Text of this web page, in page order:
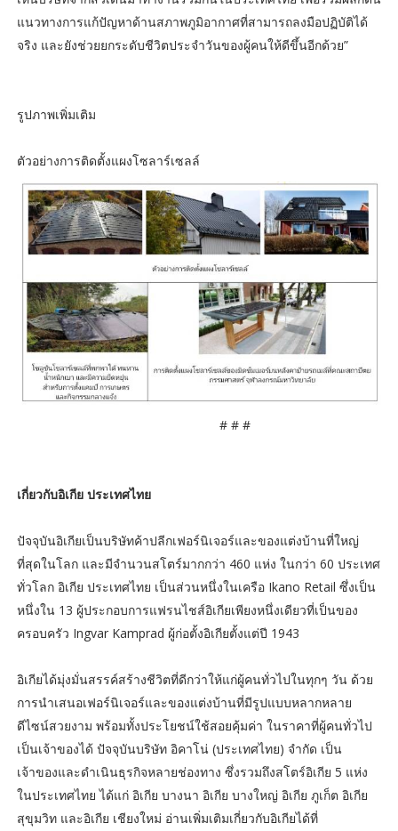
แนวทางการแก้ปัญหาด้านสภาพภูมิอากาศที่สามารถลงมือปฏิบัติได้
จริง และยังช่วยยกระดับชีวิตประจำวันของผู้คนให้ดีขึ้นอีกด้วย”
รูปภาพเพิ่มเติม
ตัวอย่างการติดตั้งแผงโซลาร์เซลล์
# # #
เกี่ยวกับอิเกีย ประเทศไทย
ปัจจุบันอิเกียเป็นบริษัทค้าปลีกเฟอร์นิเจอร์และของแต่งบ้านที่ใหญ่
ที่สุดในโลก และมีจำนวนสโตร์มากกว่า 460 แห่ง ในกว่า 60 ประเทศ
ทั่วโลก อิเกีย ประเทศไทย เป็นส่วนหนึ่งในเครือ Ikano Retail ซึ่งเป็น
หนึ่งใน 13 ผู้ประกอบการแฟรนไชส์อิเกียเพียงหนึ่งเดียวที่เป็นของ
ครอบครัว Ingvar Kamprad ผู้ก่อตั้งอิเกียตั้งแต่ปี 1943
อิเกียได้มุ่งมั่นสรรค์สร้างชีวิตที่ดีกว่าให้แก่ผู้คนทั่วไปในทุกๆ วัน ด้วย
การนำเสนอเฟอร์นิเจอร์และของแต่งบ้านที่มีรูปแบบหลากหลาย
ดีไซน์สวยงาม พร้อมทั้งประโยชน์ใช้สอยคุ้มค่า ในราคาที่ผู้คนทั่วไป
เป็นเจ้าของได้ ปัจจุบันบริษัท อิคาโน่ (ประเทศไทย) จำกัด เป็น
เจ้าของและดำเนินธุรกิจหลายช่องทาง ซึ่งรวมถึงสโตร์อิเกีย 5 แห่ง
ในประเทศไทย ได้แก่ อิเกีย บางนา อิเกีย บางใหญ่ อิเกีย ภูเก็ต อิเกีย
สุขุมวิท และอิเกีย เชียงใหม่ อ่านเพิ่มเติมเกี่ยวกับอิเกียได้ที่